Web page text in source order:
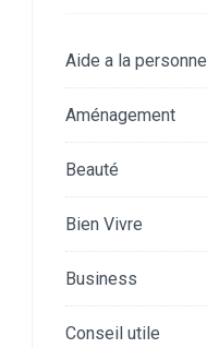
Aide a la personne
Aménagement
Beauté
Bien Vivre
Business
Conseil utile